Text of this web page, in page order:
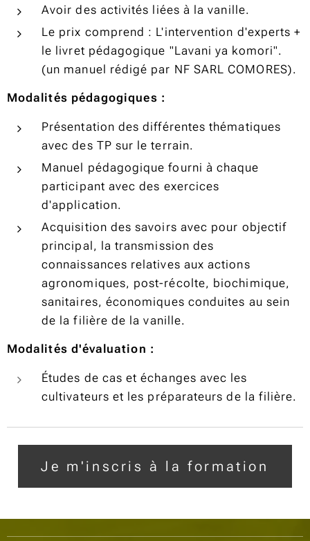
Avoir des activités liées à la vanille.
Le prix comprend : L'intervention d'experts +
le livret pédagogique "Lavani ya komori".
(un manuel rédigé par NF SARL COMORES).
Modalités pédagogiques :
Présentation des différentes thématiques
avec des TP sur le terrain.
Manuel pédagogique fourni à chaque
participant avec des exercices
d'application.
Acquisition des savoirs avec pour objectif
principal, la transmission des
connaissances relatives aux actions
agronomiques, post-récolte, biochimique,
sanitaires, économiques conduites au sein
de la filière de la vanille.
Modalités d'évaluation :
Études de cas et échanges avec les
cultivateurs et les préparateurs de la filière.
Je m'inscris à la formation